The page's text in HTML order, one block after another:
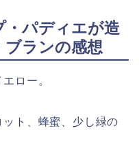
・パディエが造
ブランの感想
ロー。
ト、蜂蜜、少し緑の